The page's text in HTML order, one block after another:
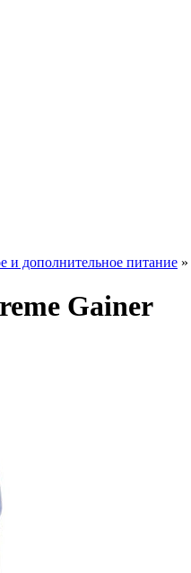
и дополнительное питание »
Gainer